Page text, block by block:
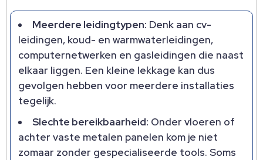
Meerdere leidingtypen: Denk aan cv-
leidingen, koud- en warmwaterleidingen,
computernetwerken en gasleidingen die naast
elkaar liggen. Een kleine lekkage kan dus
gevolgen hebben voor meerdere installaties
tegelijk.
Slechte bereikbaarheid: Onder vloeren of
achter vaste metalen panelen kom je niet
zomaar zonder gespecialiseerde tools. Soms